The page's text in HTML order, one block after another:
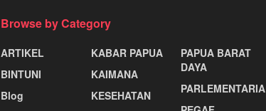
Browse by Category
ARTIKEL
BINTUNI
Blog
KABAR PAPUA
KAIMANA
KESEHATAN
PAPUA BARAT
DAYA
PARLEMENTARIA